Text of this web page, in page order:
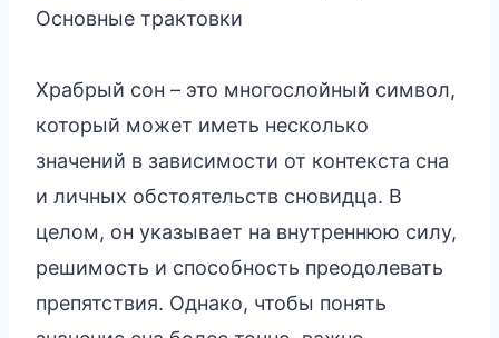
Основные трактовки
Храбрый сон – это многослойный символ,
который может иметь несколько
значений в зависимости от контекста сна
и личных обстоятельств сновидца. В
целом, он указывает на внутреннюю силу,
решимость и способность преодолевать
препятствия. Однако, чтобы понять